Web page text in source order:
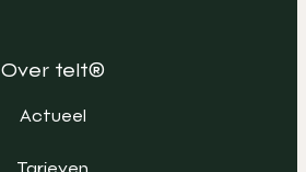
Over telt®
Actueel